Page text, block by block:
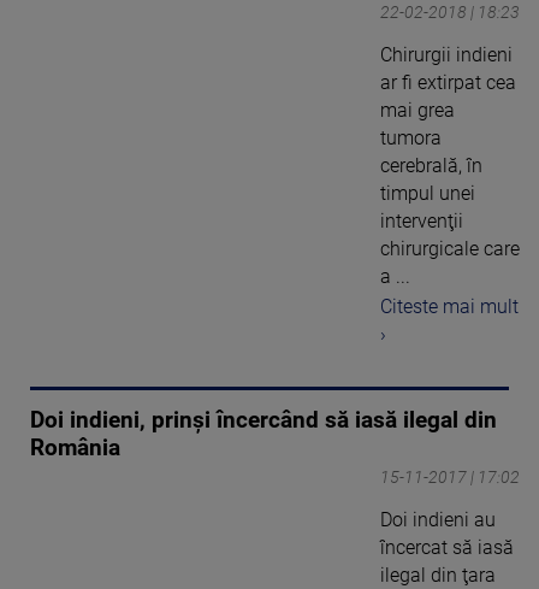
22-02-2018 | 18:23
Chirurgii indieni
ar fi extirpat cea
mai grea
tumora
cerebrală, în
timpul unei
intervenţii
chirurgicale care
a ...
Citeste mai mult
›
Doi indieni, prinși încercând să iasă ilegal din
România
15-11-2017 | 17:02
Doi indieni au
încercat să iasă
ilegal din ţara